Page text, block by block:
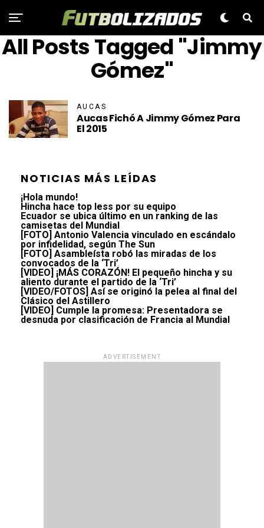
All Posts Tagged "Jimmy
Gómez"
AUCAS
Aucas Fichó A Jimmy Gómez Para
El 2015
NOTICIAS MÁS LEÍDAS
¡Hola mundo!
Hincha hace top less por su equipo
Ecuador se ubica último en un ranking de las
camisetas del Mundial
[FOTO] Antonio Valencia vinculado en escándalo
por infidelidad, según The Sun
[FOTO] Asambleísta robó las miradas de los
convocados de la ‘Tri’
[VIDEO] ¡MÁS CORAZÓN! El pequeño hincha y su
aliento durante el partido de la ‘Tri’
[VIDEO/FOTOS] Así se originó la pelea al final del
Clásico del Astillero
[VIDEO] Cumple la promesa: Presentadora se
desnuda por clasificación de Francia al Mundial
ADVERTISEMENT